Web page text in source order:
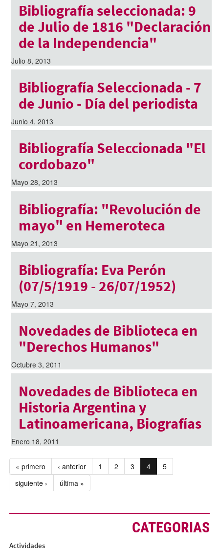
Bibliografía seleccionada: 9
de Julio de 1816 "Declaración
de la Independencia"
Julio 8, 2013
Bibliografía Seleccionada - 7
de Junio - Día del periodista
Junio 4, 2013
Bibliografía Seleccionada "El
cordobazo"
Mayo 28, 2013
Bibliografía: "Revolución de
mayo" en Hemeroteca
Mayo 21, 2013
Bibliografía: Eva Perón
(07/5/1919 - 26/07/1952)
Mayo 7, 2013
Novedades de Biblioteca en
"Derechos Humanos"
Octubre 3, 2011
Novedades de Biblioteca en
Historia Argentina y
Latinoamericana, Biografías
Enero 18, 2011
« primero ‹ anterior 1 2 3 4
5
siguiente ›
última »
CATEGORIAS
Actividades